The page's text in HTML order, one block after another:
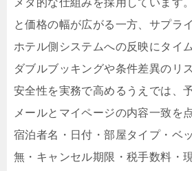
と価格の幅が広がる一方、サプラ
ホテル側システムへの反映にタイ
ダブルブッキングや条件差異のリ
安全性を実務で高めるうえでは、
メールとマイページの内容一致を
宿泊者名・日付・部屋タイプ・ベ
無・キャンセル期限・税手数料・